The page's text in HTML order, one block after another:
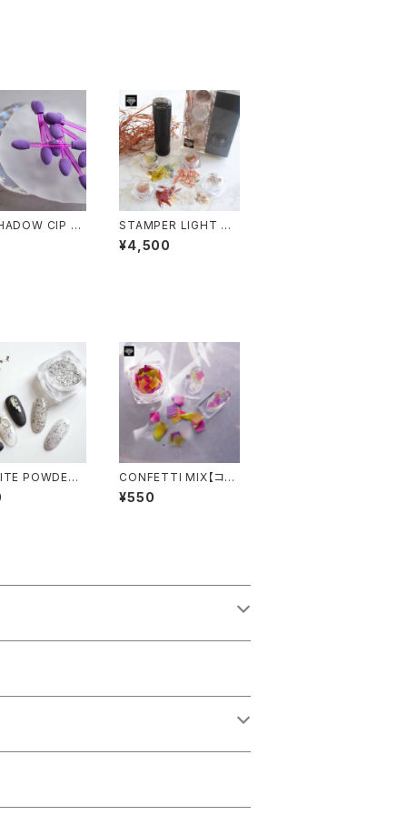
CIP -
ドウチップ-
STAMPER LIGHT &
Gem FLOWER SET -
スタンパーライト ＆ Ge
¥4,500
POWDER -
パウダー-
CONFETTI MIX【コン
フィッティーミックス】
¥550